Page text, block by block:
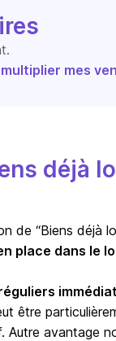
mes
déjà
“Biens déjà
place dans le
être
avantage